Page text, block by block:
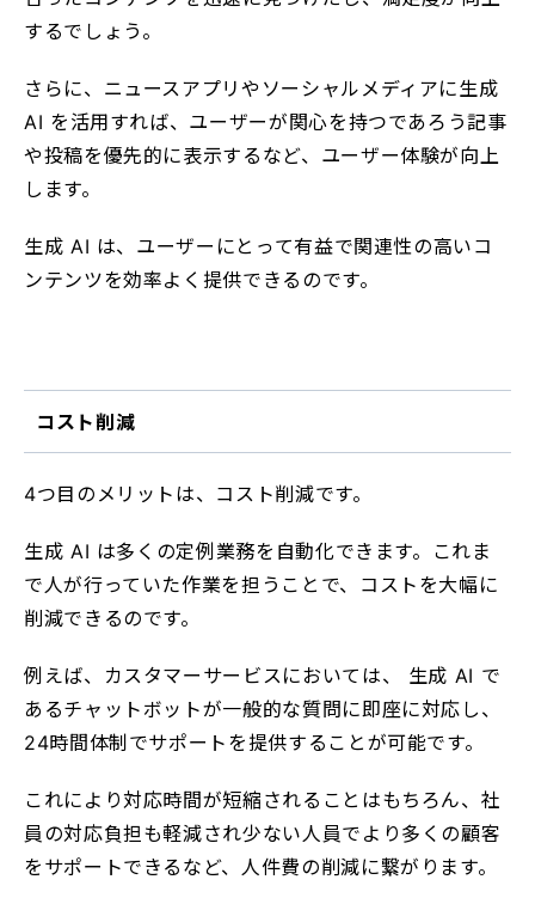
するでしょう。
さらに、ニュースアプリやソーシャルメディアに生成
AI を活用すれば、ユーザーが関心を持つであろう記事
や投稿を優先的に表示するなど、ユーザー体験が向上
します。
生成 AI は、ユーザーにとって有益で関連性の高いコ
ンテンツを効率よく提供できるのです。
コスト削減
4つ目のメリットは、コスト削減です。
生成 AI は多くの定例業務を自動化できます。これま
で人が行っていた作業を担うことで、コストを大幅に
削減できるのです。
例えば、カスタマーサービスにおいては、 生成 AI で
あるチャットボットが一般的な質問に即座に対応し、
24時間体制でサポートを提供することが可能です。
これにより対応時間が短縮されることはもちろん、社
員の対応負担も軽減され少ない人員でより多くの顧客
をサポートできるなど、人件費の削減に繋がります。